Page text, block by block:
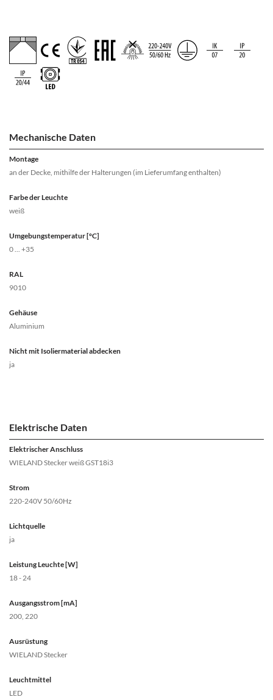
Mechanische Daten
Montage
an der Decke, mithilfe der Halterungen (im Lieferumfang enthalten)
Farbe der Leuchte
weiß
Umgebungstemperatur [°C]
0 ... +35
RAL
9010
Gehäuse
Aluminium
Nicht mit Isoliermaterial abdecken
ja
Elektrische Daten
Elektrischer Anschluss
WIELAND Stecker weiß GST18i3
Strom
220-240V 50/60Hz
Lichtquelle
ja
Leistung Leuchte [W]
18 - 24
Ausgangsstrom [mA]
200, 220
Ausrüstung
WIELAND Stecker
Leuchtmittel
LED